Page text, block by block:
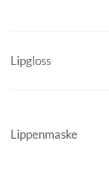
Lipgloss
Lippenmaske